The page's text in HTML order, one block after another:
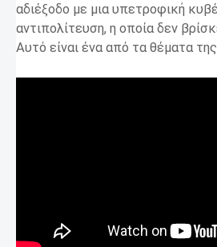
αδιέξοδο με μια υπετροφική
αντιπολίτευση, η οποία δεν
Αυτό είναι ένα από τα θέματα